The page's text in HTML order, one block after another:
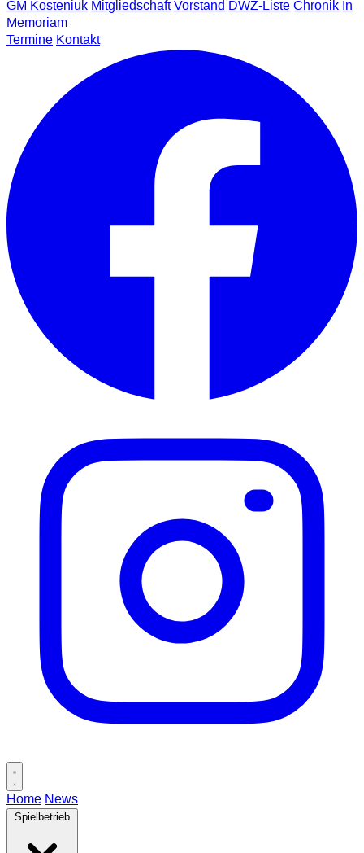
GM Kosteniuk Mitgliedschaft Vorstand DWZ-Liste Chronik In
Memoriam
Termine Kontakt
Home News
Spielbetrieb